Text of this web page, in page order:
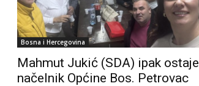
Bosna i Hercegovina
Mahmut Jukić (SDA) ipak ostaje
načelnik Općine Bos. Petrovac